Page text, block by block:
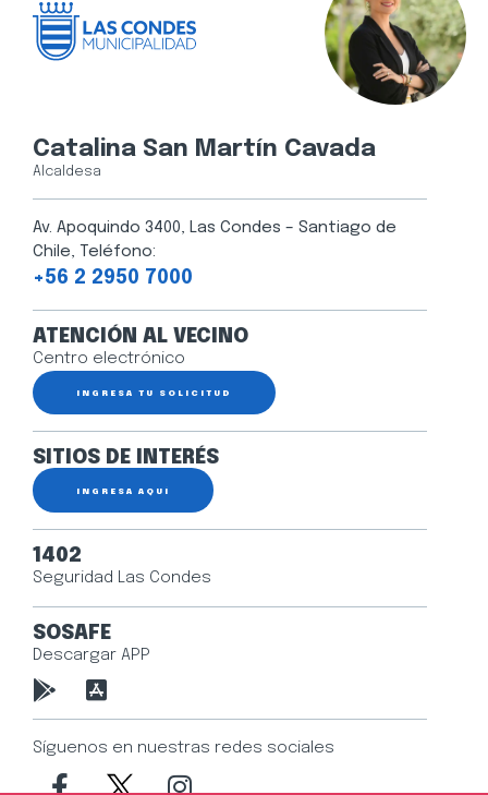
Catalina San Martín Cavada
Alcaldesa
Av. Apoquindo 3400, Las Condes – Santiago de
Chile, Teléfono:
+56 2 2950 7000
ATENCIÓN AL VECINO
Centro electrónico
INGRESA TU SOLICITUD
SITIOS DE INTERÉS
INGRESA AQUÍ
1402
Seguridad Las Condes
SOSAFE
Descargar APP
Síguenos en nuestras redes sociales